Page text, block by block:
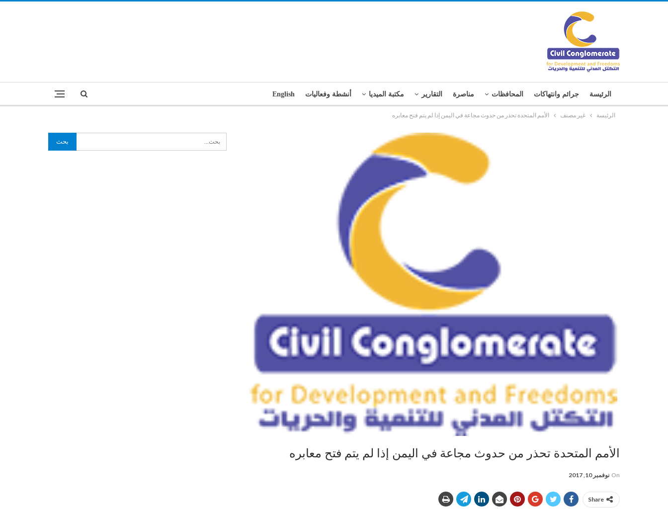
الرئيسة جرائم وانتهاكات المحافظات مناصرة التقارير مكتبة الميديا أنشطة وفعاليات English
الرئيسة غير مصنف الأمم المتحدة تحذر من حدوث مجاعة في اليمن إذا لم يتم فتح معابره
الأمم المتحدة تحذر من حدوث مجاعة في اليمن إذا لم يتم فتح معابره
On نوفمبر 10, 2017
Share